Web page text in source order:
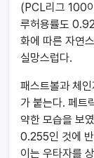
(PCL리그 100
루허용률도
화에 따른 자연
실망스럽다.
패스트볼과 체
가 붙는다. 페트
약한 모습을 보
0.255인 것에
이는 우타자를